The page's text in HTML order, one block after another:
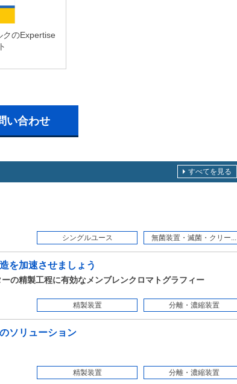
クのExpertise
い合わせ
シングルユース
無菌装置・滅菌・クリー...
を加速させましょう
の精製工程に有効なメンブレンクロマトグラフィー
精製装置
分離・濃縮装置
ソリューション
精製装置
分離・濃縮装置
すべてを見る